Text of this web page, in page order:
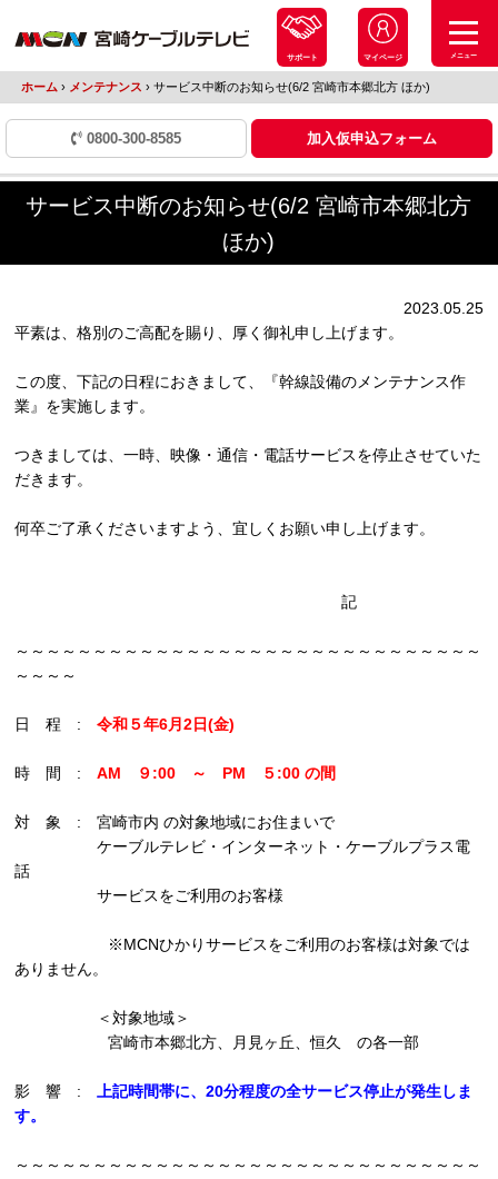
サポート マイページ メニュー
ホーム › メンテナンス ›サービス中断のお知らせ(6/2 宮崎市本郷北方 ほか)
0800-300-8585 加入仮申込フォーム
サービス中断のお知らせ(6/2 宮崎市本郷北方
ほか)
2023.05.25
平素は、格別のご高配を賜り、厚く御礼申し上げます。
この度、下記の日程におきまして、『幹線設備のメンテナンス作
業』を実施します。
つきましては、一時、映像・通信・電話サービスを停止させていた
だきます。
何卒ご了承くださいますよう、宜しくお願い申し上げます。
記
～～～～～～～～～～～～～～～～～～～～～～～～～～～～～～
～～～～
日 程 :令和５年6月2日(金)
時 間 :AM ９:00 ～ PM ５:00 の間
対 象 : 宮崎市内 の対象地域にお住まいで
ケーブルテレビ・インターネット・ケーブルプラス電
話
サービスをご利用のお客様
※MCNひかりサービスをご利用のお客様は対象では
ありません。
＜対象地域＞
宮崎市本郷北方、月見ヶ丘、恒久 の各一部
影 響 :上記時間帯に、20分程度の全サービス停止が発生しま
す。
～～～～～～～～～～～～～～～～～～～～～～～～～～～～～～